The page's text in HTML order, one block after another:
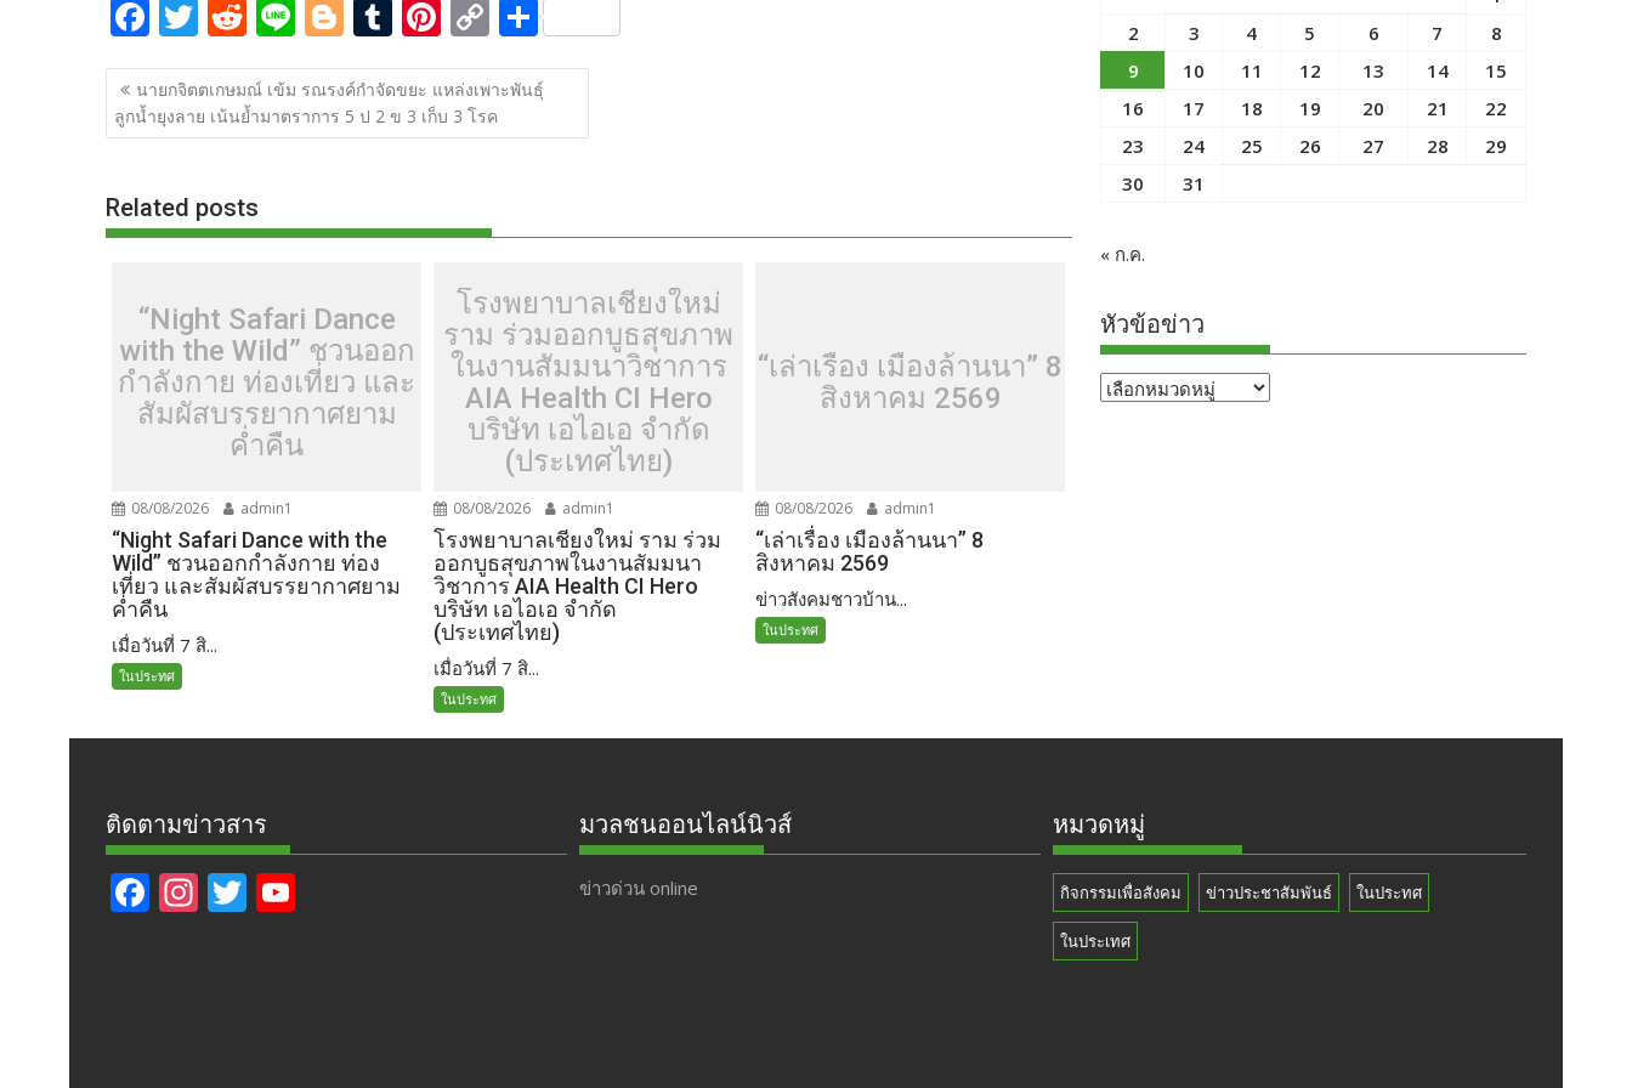
F
ac
e
b
o
k
T
w
itt
er
R
e
d
di
Li
n
e
Bl
o
g
g
T
u
m
bl
Pi
nt
er
e
C
o
p
y
k
S
h
ar
e
แนะแนว
เรื่อง
นายกจิตตเกษมณ์ เข้ม รณรงค์กำจัดขยะ แหล่งเพาะพันธุ์
ลูกน้ำยุงลาย เน้นย้ำมาตราการ 5 ป 2 ข 3 เก็บ 3 โรค
Related posts
“Night Safari Dance
with the Wild” ชวนออก
กำลังกาย ท่องเที่ยว และ
สัมผัสบรรยากาศยาม
ค่ำคืน
08/08/2026 admin1
“Night Safari Dance with the
Wild” ชวนออกกำลังกาย ท่อง
เที่ยว และสัมผัสบรรยากาศยาม
ค่ำคืน
เมื่อวันที่ 7 สิ...
ในประทศ
โรงพยาบาลเชียงใหม่
ราม ร่วมออกบูธสุขภาพ
ในงานสัมมนาวิชาการ
AIA Health CI Hero
บริษัท เอไอเอ จำกัด
(ประเทศไทย)
08/08/2026 admin1
โรงพยาบาลเชียงใหม่ ราม ร่วม
ออกบูธสุขภาพในงานสัมมนา
วิชาการ AIA Health CI Hero
บริษัท เอไอเอ จำกัด
(ประเทศไทย)
เมื่อวันที่ 7 สิ...
ในประทศ
“เล่าเรื่อง เมืองล้านนา” 8
สิงหาคม 2569
08/08/2026 admin1
“เล่าเรื่อง เมืองล้านนา” 8
สิงหาคม 2569
ข่าวสังคมชาวบ้าน...
ในประทศ
2
3 4 5 6 7
8
9
10 11 12 13 14
15
16
17 18 19 20 21
22
23
24 25 26 27 28
29
30
31
« ก.ค.
หัวข้อข่าว
หัวข้อ
ติดตามข่าวสาร
F
ac
In
st
T
w
มวลชนออนไลน์นิวส์
ข่าวด่วน online
หมวดหมู่
กิจกรรมเพื่อสังคม ข่าวประชาสัมพันธ์ ในประทศ
ในประเทศ